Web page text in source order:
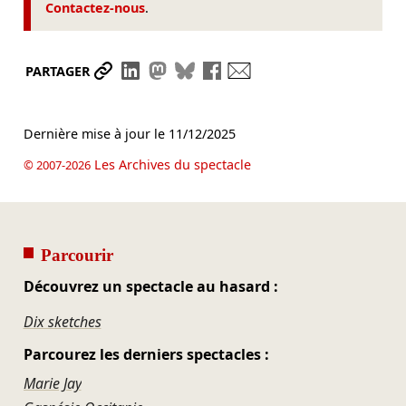
Contactez-nous.
PARTAGER Partager le lien
Partager sur LinkedIn
Partager sur Mastodon
Partager sur Bluesky
Partager sur Facebook
Dernière mise à jour le 11/12/2025
© 2007-2026Les Archives du spectacle
Parcourir
Découvrez un spectacle au hasard :
Dix sketches
Parcourez les derniers spectacles :
Marie Jay